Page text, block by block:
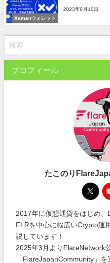
Xamanウォレット
2023年9月10日
プロフィール
たこのり
2017年に仮想通貨をはじめ、
FLRを中心に幅広いCrypto運
説しています！
2025年3月よりFlareNetwork
「FlareJapanCommunity」を